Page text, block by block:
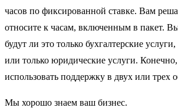
часов по фиксированной ставке. Вам
относите к часам, включенным в пакет.
будут ли это только бухгалтерские
или только юридические услуги.
использовать поддержку в двух или трех
Мы хорошо знаем ваш бизнес.